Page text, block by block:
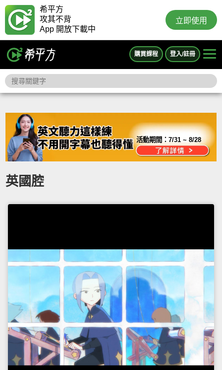
希平方
攻其不背
App 開放下載中
立即使用
購買課程 登入/註冊
活動期間：7/31 ~ 8/28
英國腔